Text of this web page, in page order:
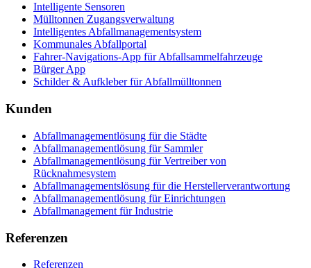
Intelligente Sensoren
Mülltonnen Zugangsverwaltung
Intelligentes Abfallmanagementsystem
Kommunales Abfallportal
Fahrer-Navigations-App für Abfallsammelfahrzeuge
Bürger App
Schilder & Aufkleber für Abfallmülltonnen
Kunden
Abfallmanagementlösung für die Städte
Abfallmanagementlösung für Sammler
Abfallmanagementlösung für Vertreiber von
Rücknahmesystem
Abfallmanagementslösung für die Herstellerverantwortung
Abfallmanagementlösung für Einrichtungen
Abfallmanagement für Industrie
Referenzen
Referenzen